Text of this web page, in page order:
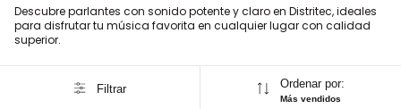
Descubre parlantes con sonido potente y claro en Distritec, ideales
para disfrutar tu música favorita en cualquier lugar con calidad
superior.
Filtrar Ordenar por:
Más vendidos